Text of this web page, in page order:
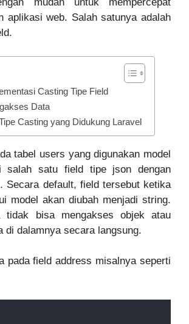
aplikasi web. Salah satunya adalah
Casting Tipe Field
Data
Casting yang Didukung Laravel
tabel users yang digunakan model
salah satu field tipe json dengan
Secara default, field tersebut ketika
model akan diubah menjadi string.
tidak bisa mengakses objek atau
di dalamnya secara langsung.
pada field address misalnya seperti